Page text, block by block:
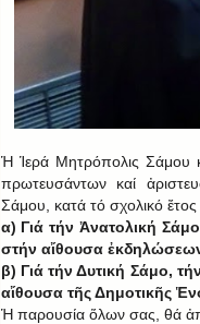
Ἡ Ἱερά Μητρόπολις Σάμου
πρωτευσάντων καί
Σάμου, κατά τό σχολικό
α) Γιά τήν Ἀνατολική
στήν αἴθουσα
β) Γιά τήν Δυτική Σάμο,
αἴθουσα τῆς Δημοτικῆς
Ἡ παρουσία ὅλων σας, θά